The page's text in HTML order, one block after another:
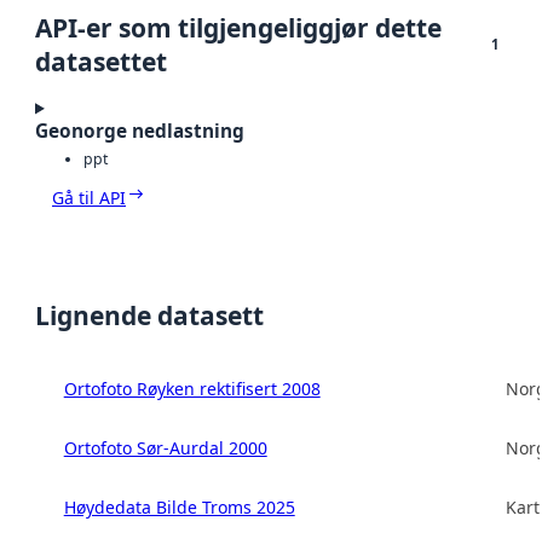
API-er som tilgjengeliggjør dette
datasettet
1
Geonorge nedlastning
ppt
Gå til API
Lignende datasett
Ortofoto Røyken rektifisert 2008
Ortofoto Sør-Aurdal 2000
Høydedata Bilde Troms 2025